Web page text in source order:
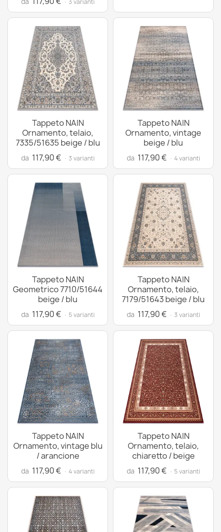
· 3 varianti
Tappeto NAIN
Ornamento, telaio,
7335/51635 beige / blu
da 117,90 € · 3 varianti
Tappeto NAIN
Ornamento, vintage
beige / blu
da 117,90 € · 4 varianti
Tappeto NAIN
Geometrico 7710/51644
beige / blu
da 117,90 € · 5 varianti
Tappeto NAIN
Ornamento, telaio,
7179/51643 beige / blu
da 117,90 € · 3 varianti
Tappeto NAIN
Ornamento, vintage blu
/ arancione
da 117,90 € · 4 varianti
Tappeto NAIN
Ornamento, telaio,
chiaretto / beige
da 117,90 € · 5 varianti